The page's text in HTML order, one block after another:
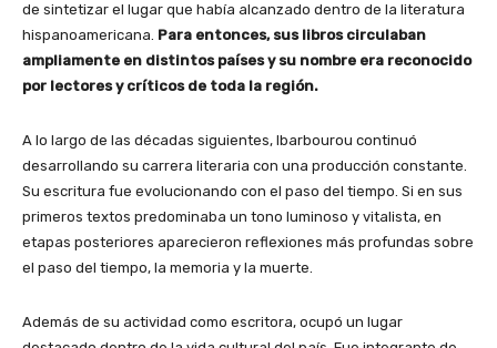
de sintetizar el lugar que había alcanzado dentro de la literatura
hispanoamericana. Para entonces, sus libros circulaban
ampliamente en distintos países y su nombre era reconocido
por lectores y críticos de toda la región.
A lo largo de las décadas siguientes, Ibarbourou continuó
desarrollando su carrera literaria con una producción constante.
Su escritura fue evolucionando con el paso del tiempo. Si en sus
primeros textos predominaba un tono luminoso y vitalista, en
etapas posteriores aparecieron reflexiones más profundas sobre
el paso del tiempo, la memoria y la muerte.
Además de su actividad como escritora, ocupó un lugar